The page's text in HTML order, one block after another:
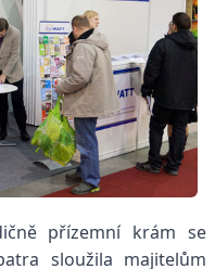
přízemní krám se
sloužila majitelům